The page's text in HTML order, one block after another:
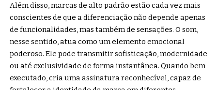
Além disso, marcas de alto padrão estão cada vez mais
conscientes de que a diferenciação não depende apenas
de funcionalidades, mas também de sensações. O som,
nesse sentido, atua como um elemento emocional
poderoso. Ele pode transmitir sofisticação, modernidade
ou até exclusividade de forma instantânea. Quando bem
executado, cria uma assinatura reconhecível, capaz de